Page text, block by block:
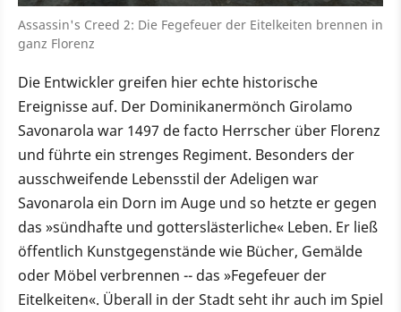
Assassin's Creed 2: Die Fegefeuer der Eitelkeiten brennen in
ganz Florenz
Die Entwickler greifen hier echte historische
Ereignisse auf. Der Dominikanermönch Girolamo
Savonarola war 1497 de facto Herrscher über Florenz
und führte ein strenges Regiment. Besonders der
ausschweifende Lebensstil der Adeligen war
Savonarola ein Dorn im Auge und so hetzte er gegen
das »sündhafte und gotterslästerliche« Leben. Er ließ
öffentlich Kunstgegenstände wie Bücher, Gemälde
oder Möbel verbrennen -- das »Fegefeuer der
Eitelkeiten«. Überall in der Stadt seht ihr auch im Spiel